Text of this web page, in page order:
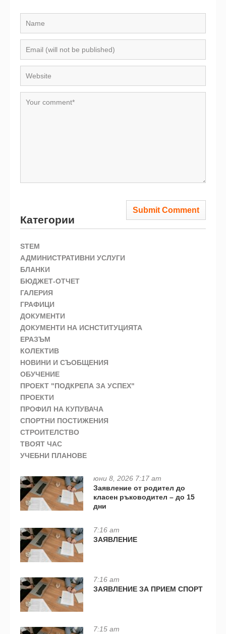
Категории
STEM
АДМИНИСТРАТИВНИ УСЛУГИ
БЛАНКИ
БЮДЖЕТ-ОТЧЕТ
ГАЛЕРИЯ
ГРАФИЦИ
ДОКУМЕНТИ
ДОКУМЕНТИ НА ИСНСТИТУЦИЯТА
ЕРАЗЪМ
КОЛЕКТИВ
НОВИНИ И СЪОБЩЕНИЯ
ОБУЧЕНИЕ
ПРОЕКТ "ПОДКРЕПА ЗА УСПЕХ"
ПРОЕКТИ
ПРОФИЛ НА КУПУВАЧА
СПОРТНИ ПОСТИЖЕНИЯ
СТРОИТЕЛСТВО
ТВОЯТ ЧАС
УЧЕБНИ ПЛАНОВЕ
юни 8, 2026 7:17 am
Заявление от родител до
класен ръководител – до 15
дни
7:16 am
ЗАЯВЛЕНИЕ
7:16 am
ЗАЯВЛЕНИЕ ЗА ПРИЕМ СПОРТ
7:15 am